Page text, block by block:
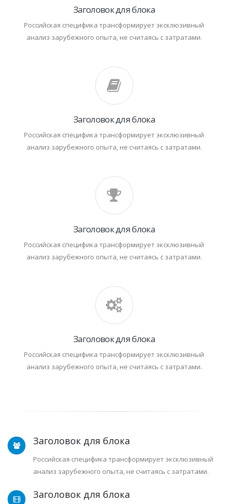
Заголовок для блока
Российская специфика трансформирует эксклюзивный
анализ зарубежного опыта, не считаясь с затратами.
Заголовок для блока
Российская специфика трансформирует эксклюзивный
анализ зарубежного опыта, не считаясь с затратами.
Заголовок для блока
Российская специфика трансформирует эксклюзивный
анализ зарубежного опыта, не считаясь с затратами.
Заголовок для блока
Российская специфика трансформирует эксклюзивный
анализ зарубежного опыта, не считаясь с затратами.
Заголовок для блока
Российская специфика трансформирует эксклюзивный
анализ зарубежного опыта, не считаясь с затратами.
Заголовок для блока